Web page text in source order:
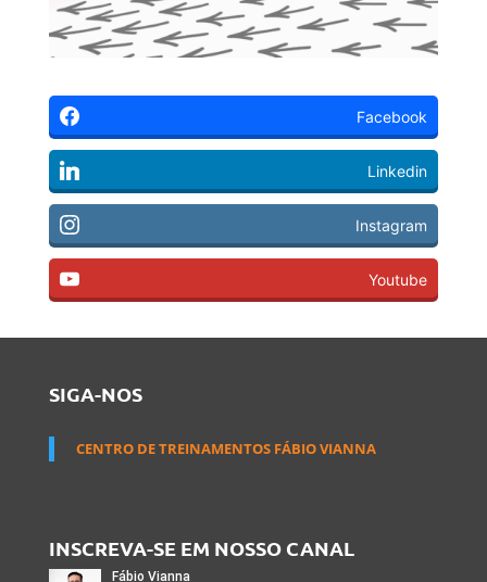
Facebook
Linkedin
Instagram
Youtube
SIGA-NOS
CENTRO DE TREINAMENTOS FÁBIO VIANNA
INSCREVA-SE EM NOSSO CANAL